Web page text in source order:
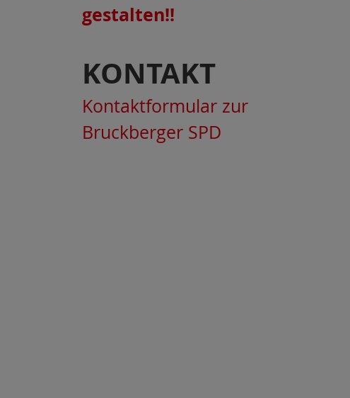
gestalten!!
KONTAKT
Kontaktformular zur
Bruckberger SPD